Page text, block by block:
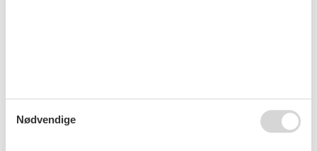
Bad
Emne nr.:363-NL-4506-76
Nødvendige